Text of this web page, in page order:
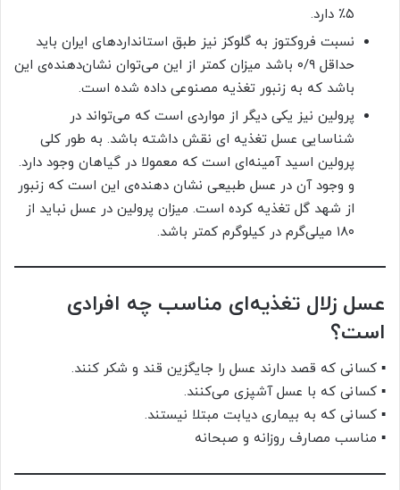
۵٪ دارد.
نسبت فروکتوز به گلوکز نیز طبق استانداردهای ایران باید
حداقل ۰/۹ باشد میزان کمتر از این می‌توان نشان‌دهنده‌ی این
باشد که به زنبور تغذیه مصنوعی داده شده است.
پرولین نیز یکی دیگر از مواردی است که می‌تواند در
شناسایی عسل تغذیه‌ ای نقش داشته باشد. به طور کلی
پرولین اسید آمینه‌ای است که معمولا در گیاهان وجود دارد.
و وجود آن در عسل طبیعی نشان دهنده‌ی این است که زنبور
از شهد گل تغذیه کرده است. میزان پرولین در عسل نباید از
۱۸۰ میلی‌گرم در کیلوگرم کمتر باشد.
عسل زلال تغذیه‌ای مناسب چه افرادی
است؟
▪ کسانی که قصد دارند عسل را جایگزین قند و شکر کنند.
▪ کسانی که با عسل آشپزی می‌کنند.
▪ کسانی که به بیماری دیابت مبتلا نیستند.
▪ مناسب مصارف روزانه و صبحانه